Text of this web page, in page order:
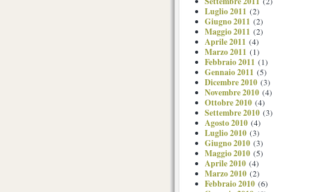
Luglio 2011 (2)
Giugno 2011 (2)
Maggio 2011 (2)
Aprile 2011 (4)
Marzo 2011 (1)
Febbraio 2011 (1)
Gennaio 2011 (5)
Dicembre 2010 (3)
Novembre 2010 (4)
Ottobre 2010 (4)
Settembre 2010 (3)
Agosto 2010 (4)
Luglio 2010 (3)
Giugno 2010 (3)
Maggio 2010 (5)
Aprile 2010 (4)
Marzo 2010 (2)
Febbraio 2010 (6)